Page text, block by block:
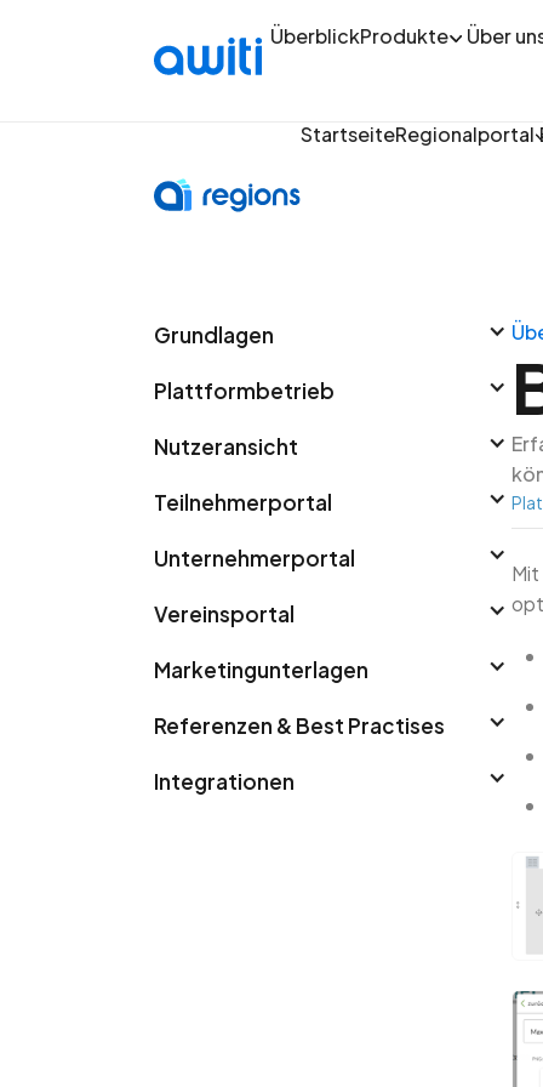
ÜberblickProdukte Über
StartseiteRegionalportal
Grundlagen
Plattformbetrieb
Nutzeransicht
Teilnehmerportal
Unternehmerportal
Vereinsportal
Marketingunterlagen
Referenzen & Best Practises
Integrationen